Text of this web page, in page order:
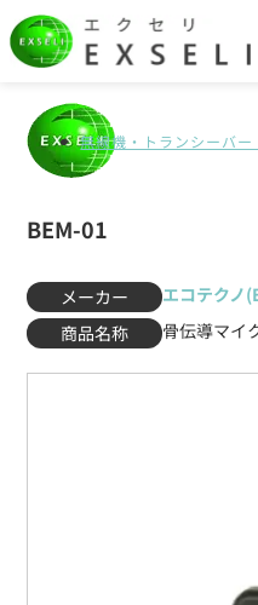
無線機・トランシーバ
BEM-01
メーカー
エコテクノ
商品名称
骨伝導マイ